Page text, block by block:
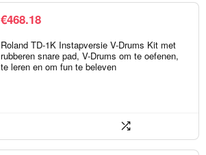
€468.18
Roland TD-1K Instapversie V-Drums Kit met
rubberen snare pad, V-Drums om te oefenen,
te leren en om fun te beleven